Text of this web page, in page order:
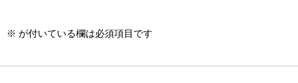
※ が付いている欄は必須項目です